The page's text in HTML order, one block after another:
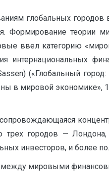
глобальных
Формирование теории
ввел категорию
интернациональных
(«Глобальный
в мировой экономике»,
городов —
инвесторов, и
между мировыми